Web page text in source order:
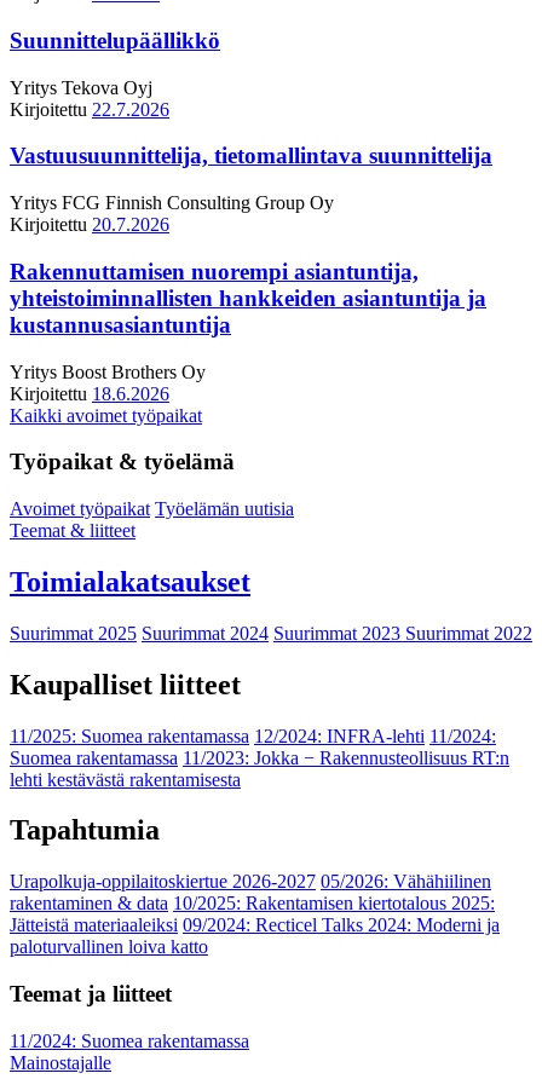
Suunnittelupäällikkö
Yritys Tekova Oyj
Kirjoitettu 22.7.2026
Vastuusuunnittelija, tietomallintava suunnittelija
Yritys FCG Finnish Consulting Group Oy
Kirjoitettu 20.7.2026
Rakennuttamisen nuorempi asiantuntija,
yhteistoiminnallisten hankkeiden asiantuntija ja
kustannusasiantuntija
Yritys Boost Brothers Oy
Kirjoitettu 18.6.2026
Kaikki avoimet työpaikat
Työpaikat & työelämä
Avoimet työpaikat Työelämän uutisia
Teemat & liitteet
Toimialakatsaukset
Suurimmat 2025 Suurimmat 2024 Suurimmat 2023 Suurimmat 2022
Kaupalliset liitteet
11/2025: Suomea rakentamassa 12/2024: INFRA-lehti 11/2024:
Suomea rakentamassa 11/2023: Jokka − Rakennusteollisuus RT:n
lehti kestävästä rakentamisesta
Tapahtumia
Urapolkuja-oppilaitoskiertue 2026-2027 05/2026: Vähähiilinen
rakentaminen & data 10/2025: Rakentamisen kiertotalous 2025:
Jätteistä materiaaleiksi 09/2024: Recticel Talks 2024: Moderni ja
paloturvallinen loiva katto
Teemat ja liitteet
11/2024: Suomea rakentamassa
Mainostajalle